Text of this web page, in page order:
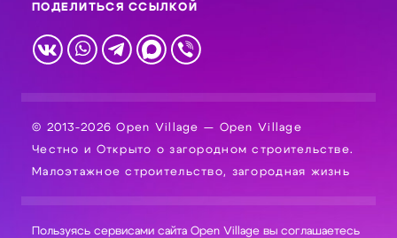
ПОДЕЛИТЬСЯ ССЫЛКОЙ
© 2013-2026 Open Village — Open Village
Честно и Открыто о загородном строительстве.
Малоэтажное строительство, загородная жизнь
Пользуясь сервисами сайта Open Village вы соглашаетесь